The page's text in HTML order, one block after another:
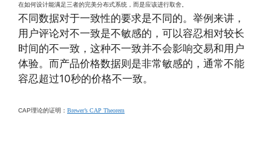
在如何设计能满足三者的完美分布式系统，而是应该进行取舍。
不同数据对于一致性的要求是不同的。举例来讲，
用户评论对不一致是不敏感的，可以容忍相对较长
时间的不一致，这种不一致并不会影响交易和用户
体验。而产品价格数据则是非常敏感的，通常不能
容忍超过10秒的价格不一致。
CAP理论的证明： Brewer’s CAP Theorem